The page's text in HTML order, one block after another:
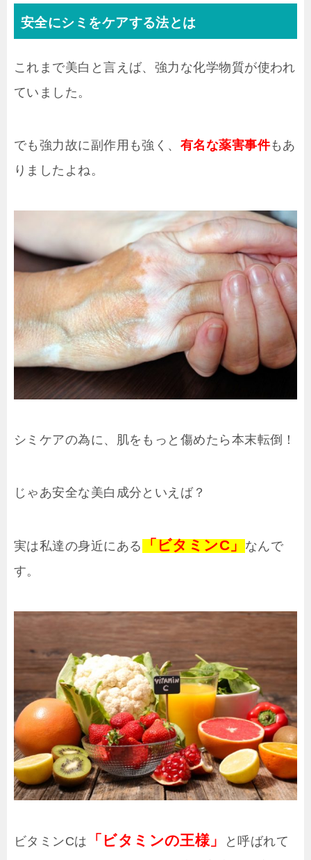
安全にシミをケアする法とは
これまで美白と言えば、強力な化学物質が使われ
ていました。
でも強力故に副作用も強く、 有名な薬害事件もあ
りましたよね。
シミケアの為に、肌をもっと傷めたら本末転倒！
じゃあ安全な美白成分といえば？
実は私達の身近にある 「ビタミンC」
なんで
す。
ビタミンCは 「ビタミンの王様」
と呼ばれて